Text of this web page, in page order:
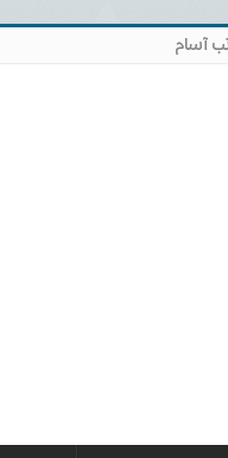
آسام